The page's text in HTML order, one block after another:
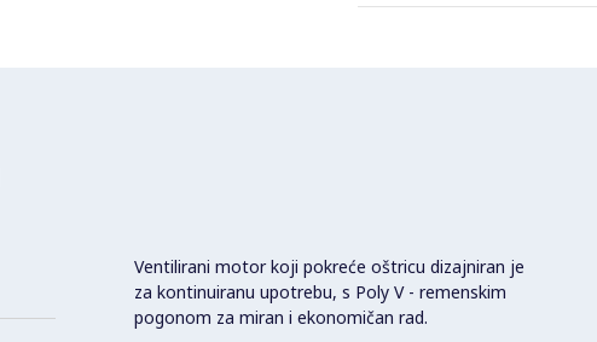
Ventilirani motor koji pokreće oštricu dizajniran je
za kontinuiranu upotrebu, s Poly V - remenskim
pogonom za miran i ekonomičan rad.